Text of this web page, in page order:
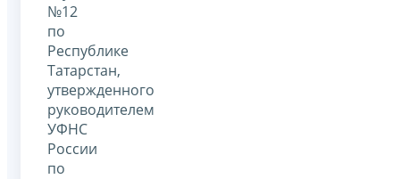
№12
по
Республике
Татарстан,
утвержденного
руководителем
УФНС
России
по